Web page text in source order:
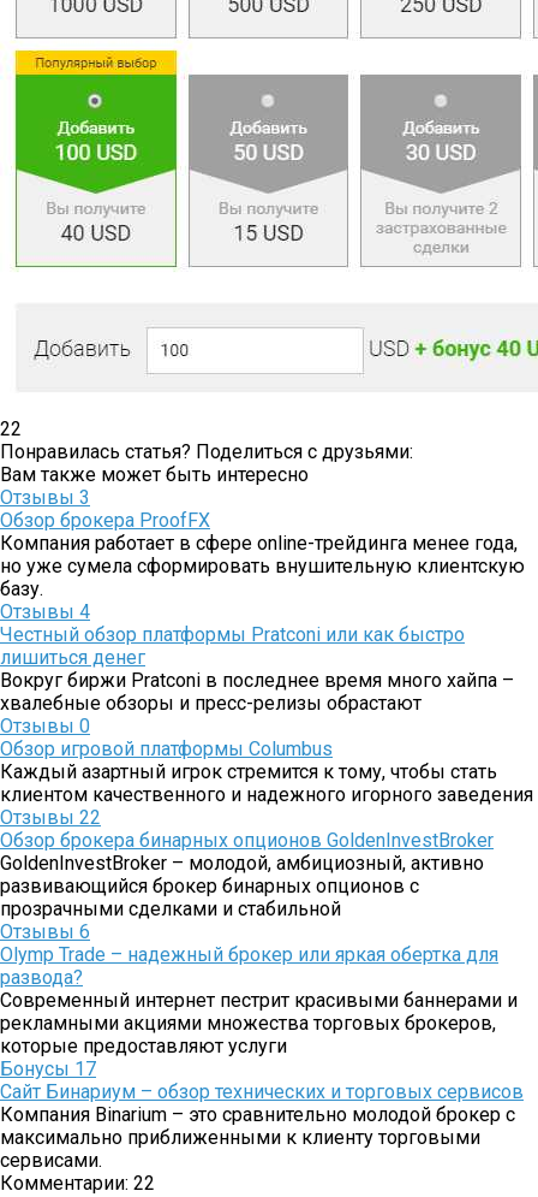
22
Понравилась статья? Поделиться с друзьями:
Вам также может быть интересно
Отзывы 3
Обзор брокера ProofFX
Компания работает в сфере online-трейдинга менее года,
но уже сумела сформировать внушительную клиентскую
базу.
Отзывы 4
Честный обзор платформы Pratconi или как быстро
лишиться денег
Вокруг биржи Pratconi в последнее время много хайпа –
хвалебные обзоры и пресс-релизы обрастают
Отзывы 0
Обзор игровой платформы Columbus
Каждый азартный игрок стремится к тому, чтобы стать
клиентом качественного и надежного игорного заведения
Отзывы 22
Обзор брокера бинарных опционов GoldenInvestBroker
GoldenInvestBroker – молодой, амбициозный, активно
развивающийся брокер бинарных опционов с
прозрачными сделками и стабильной
Отзывы 6
Olymp Trade – надежный брокер или яркая обертка для
развода?
Современный интернет пестрит красивыми баннерами и
рекламными акциями множества торговых брокеров,
которые предоставляют услуги
Бонусы 17
Сайт Бинариум – обзор технических и торговых сервисов
Компания Binarium – это сравнительно молодой брокер с
максимально приближенными к клиенту торговыми
сервисами.
Комментарии: 22